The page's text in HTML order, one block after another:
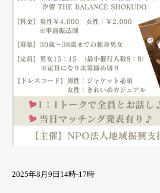
2025年8月9日14時-17時